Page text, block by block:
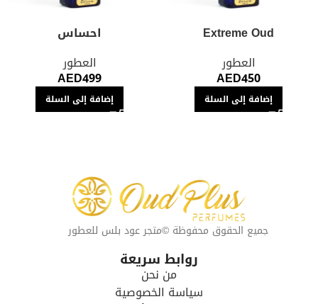
Extreme Oud
العطور
AED450
إضافة إلى السلة
احساس
العطور
AED499
إضافة إلى السلة
جميع الحقوق محفوظة ©متجر عود بلس للعطور
روابط سريعة
من نحن
سياسة الخصوصية